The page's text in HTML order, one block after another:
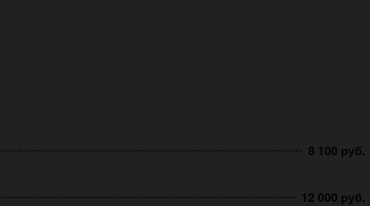
8 100 руб.
12 000 руб.